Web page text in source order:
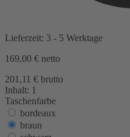
Lieferzeit: 3 - 5 Werktage
169,00 € netto
201,11 € brutto
Inhalt: 1
Taschenfarbe
bordeaux
braun